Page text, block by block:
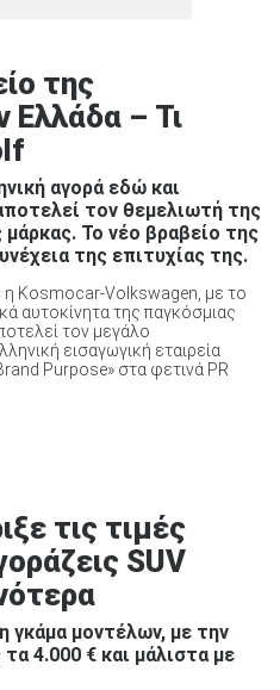
της
Ελλάδα – Τι
αγορά εδώ και
τον θεμελιωτή της
μάρκας. Το νέο βραβείο της
της επιτυχίας της.
η Kosmocar-Volkswagen, με το
αυτοκίνητα της παγκόσμιας
τον μεγάλο
εισαγωγική εταιρεία
Purpose» στα φετινά PR
τις τιμές
SUV
μοντέλων, με την
4.000 € και μάλιστα με